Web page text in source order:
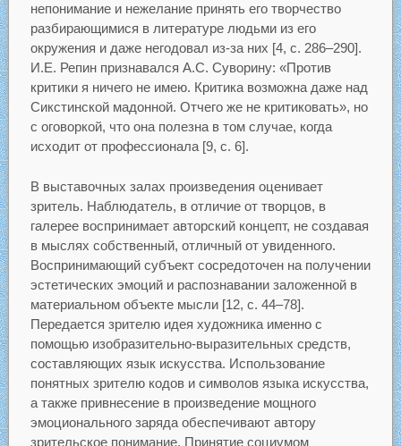
непонимание и нежелание принять его творчество
разбирающимися в литературе людьми из его
окружения и даже негодовал из-за них [4, с. 286–290].
И.Е. Репин признавался А.С. Суворину: «Против
критики я ничего не имею. Критика возможна даже над
Сикстинской мадонной. Отчего же не критиковать», но
с оговоркой, что она полезна в том случае, когда
исходит от профессионала [9, с. 6].
В выставочных залах произведения оценивает
зритель. Наблюдатель, в отличие от творцов, в
галерее воспринимает авторский концепт, не создавая
в мыслях собственный, отличный от увиденного.
Воспринимающий субъект сосредоточен на получении
эстетических эмоций и распознавании заложенной в
материальном объекте мысли [12, c. 44–78].
Передается зрителю идея художника именно с
помощью изобразительно-выразительных средств,
составляющих язык искусства. Использование
понятных зрителю кодов и символов языка искусства,
а также привнесение в произведение мощного
эмоционального заряда обеспечивают автору
зрительское понимание. Принятие социумом